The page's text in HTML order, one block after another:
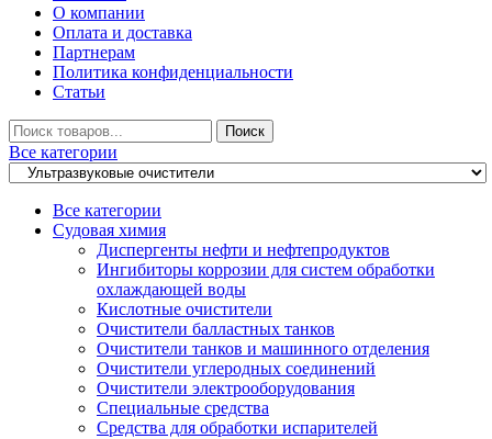
О компании
Оплата и доставка
Партнерам
Политика конфиденциальности
Статьи
Искать
Поиск
Все категории
Все категории
Судовая химия
Диспергенты нефти и нефтепродуктов
Ингибиторы коррозии для систем обработки
охлаждающей воды
Кислотные очистители
Очистители балластных танков
Очистители танков и машинного отделения
Очистители углеродных соединений
Очистители электрооборудования
Специальные средства
Средства для обработки испарителей